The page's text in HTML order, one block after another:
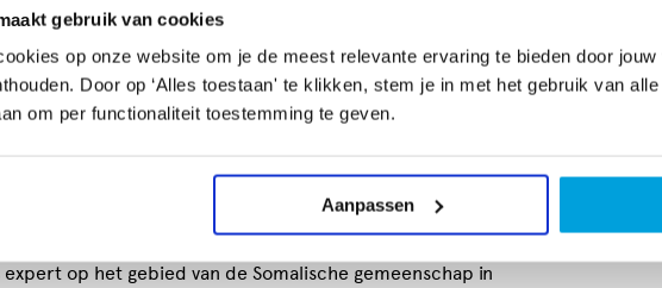
gebruik van cookies
op onze website om je de meest relevante ervaring te bieden door
Door op ‘Alles toestaan' te klikken, stem je in met het gebruik van
om per functionaliteit toestemming te geven.
Aanpassen
Soneca uitgegroeid tot een organisatie die een bredere
alleen de Somalische gemeenschap. Door samenwerking
bijvoorbeeld via Radio Soneca met andere
in Edusom; op het gebied van VGV (Vrouwelijke
Afrikaanse organisaties; in VON met andere
heeft ze een enorm netwerk weten op te bouwen en een
op een breed terrein van vluchtelingenthematiek in
expert op het gebied van de Somalische gemeenschap in